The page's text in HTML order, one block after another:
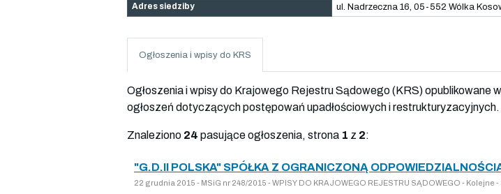
Adres siedziby
ul. Nadrzeczna 16, 05-552 Wólka
Ogłoszenia i wpisy do KRS
Ogłoszenia i wpisy do Krajowego Rejestru Sądowego (KRS) opublikowane
ogłoszeń dotyczących postępowań upadłościowych i restrukturyzacyjnych.
Znaleziono 24 pasujące ogłoszenia, strona 1 z 2:
"G.D.II POLSKA" SPÓŁKA Z OGRANICZONĄ
22 grudnia 2015 - MSiG nr 248/2015 - WPISY DO KRAJOWEGO REJESTRU SĄDOWEGO -